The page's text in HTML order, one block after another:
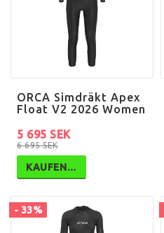
ORCA Simdräkt Apex
Float V2 2026 Women
6 695 SEK
5 695 SEK
KAUFEN…
- 33%